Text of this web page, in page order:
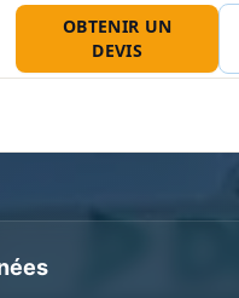
OBTENIR UN
DEVIS